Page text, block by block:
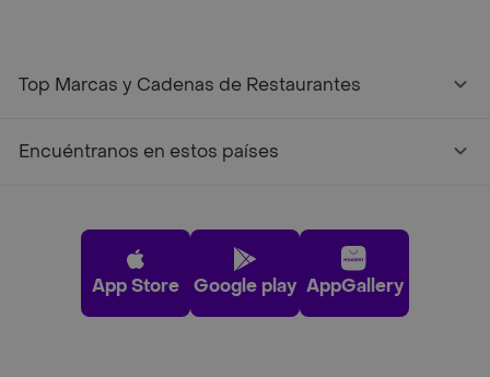
Top Marcas y Cadenas de Restaurantes
Encuéntranos en estos países
App Store Google play AppGallery